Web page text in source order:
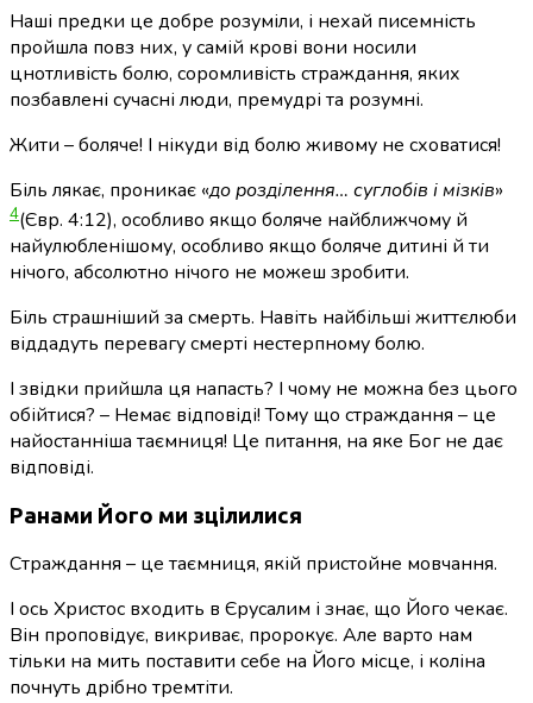
Наші предки це добре розуміли, і нехай писемність
пройшла повз них, у самій крові вони носили
цнотливість болю, соромливість страждання, яких
позбавлені сучасні люди, премудрі та розумні.
Жити – боляче! І нікуди від болю живому не сховатися!
Біль лякає, проникає «до розділення… суглобів і мізків»
4(Євр. 4:12), особливо якщо боляче найближчому й
найулюбленішому, особливо якщо боляче дитині й ти
нічого, абсолютно нічого не можеш зробити.
Біль страшніший за смерть. Навіть найбільші життєлюби
віддадуть перевагу смерті нестерпному болю.
І звідки прийшла ця напасть? І чому не можна без цього
обійтися? – Немає відповіді! Тому що страждання – це
найостанніша таємниця! Це питання, на яке Бог не дає
відповіді.
Ранами Його ми зцілилися
Страждання – це таємниця, якій пристойне мовчання.
І ось Христос входить в Єрусалим і знає, що Його чекає.
Він проповідує, викриває, пророкує. Але варто нам
тільки на мить поставити себе на Його місце, і коліна
почнуть дрібно тремтіти.